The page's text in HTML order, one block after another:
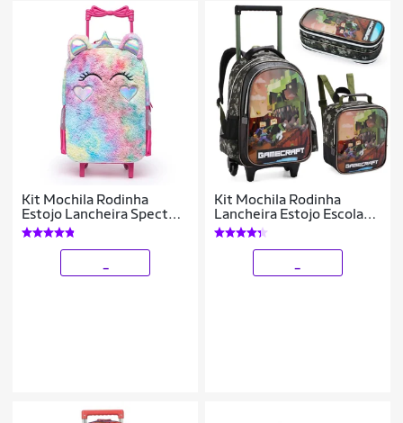
Kit Mochila Rodinha
Estojo Lancheira Spector
Unicórnio Infantil
Kit Mochila Rodinha
Lancheira Estojo Escolar
Infantil Minecraft